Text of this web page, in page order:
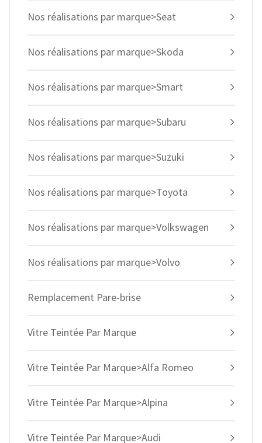
Nos réalisations par marque>Seat
Nos réalisations par marque>Skoda
Nos réalisations par marque>Smart
Nos réalisations par marque>Subaru
Nos réalisations par marque>Suzuki
Nos réalisations par marque>Toyota
Nos réalisations par marque>Volkswagen
Nos réalisations par marque>Volvo
Remplacement Pare-brise
Vitre Teintée Par Marque
Vitre Teintée Par Marque>Alfa Romeo
Vitre Teintée Par Marque>Alpina
Vitre Teintée Par Marque>Audi